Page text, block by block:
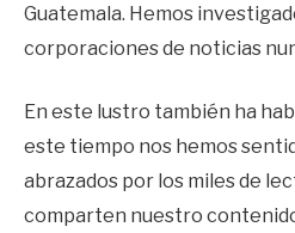
Guatemala. Hemos
corporaciones de noticias
En este lustro también ha
este tiempo nos hemos
abrazados por los miles de
comparten nuestro